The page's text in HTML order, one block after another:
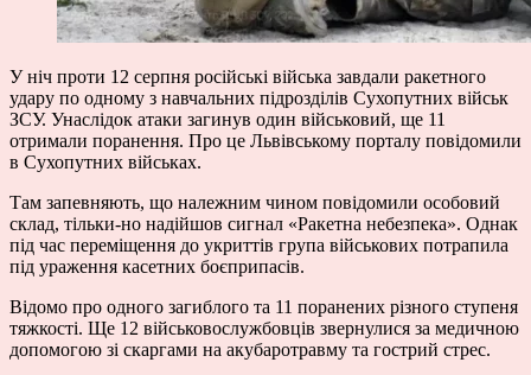
У ніч проти 12 серпня російські війська завдали ракетного
удару по одному з навчальних підрозділів Сухопутних військ
ЗСУ. Унаслідок атаки загинув один військовий, ще 11
отримали поранення. Про це Львівському порталу повідомили
в Сухопутних військах.
Там запевняють, що належним чином повідомили особовий
склад, тільки-но надійшов сигнал «Ракетна небезпека». Однак
під час переміщення до укриттів група військових потрапила
під ураження касетних боєприпасів.
Відомо про одного загиблого та 11 поранених різного ступеня
тяжкості. Ще 12 військовослужбовців звернулися за медичною
допомогою зі скаргами на акубаротравму та гострий стрес.